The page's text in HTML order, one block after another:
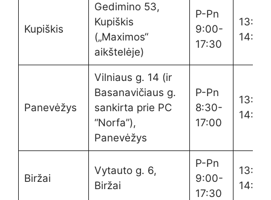
Kupiškis
Gedimino 53,
Kupiškis
(„Maximos“
aikštelėje)
P-Pn
9:00-
17:30
13:20-
14:00
Panevėžys
Vilniaus g. 14 (ir
Basanavičiaus g.
sankirta prie PC
“Norfa”),
Panevėžys
P-Pn
8:30-
17:00
13:20-
14:00
Biržai
Vytauto g. 6,
Biržai
P-Pn
9:00-
17:30
13:20-
14:00